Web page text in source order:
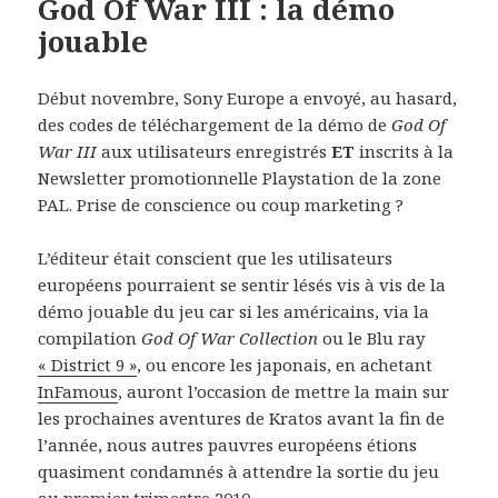
God Of War III : la démo
jouable
Début novembre, Sony Europe a envoyé, au hasard,
des codes de téléchargement de la démo deGod Of
War IIIaux utilisateurs enregistrésET inscrits à la
Newsletter promotionnelle Playstation de la zone
PAL. Prise de conscience ou coup marketing ?
L’éditeur était conscient que les utilisateurs
européens pourraient se sentir lésés vis à vis de la
démo jouable du jeu car si les américains, via la
compilationGod Of War Collection ou le Blu ray
« District 9 », ou encore les japonais, en achetant
InFamous, auront l’occasion de mettre la main sur
les prochaines aventures de Kratos avant la fin de
l’année, nous autres pauvres européens étions
quasiment condamnés à attendre la sortie du jeu